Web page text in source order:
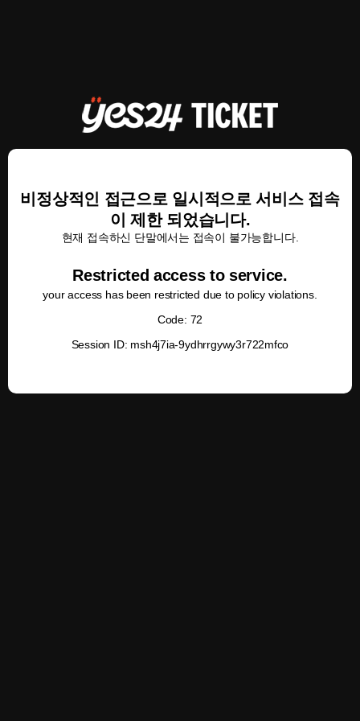
비정상적인 접근으로 일시적으로 서비스 접속
이 제한 되었습니다.
현재 접속하신 단말에서는 접속이 불가능합니다.
Restricted access to service.
your access has been restricted due to policy violations.
Code: 72
Session ID: msh4j7ia-9ydhrrgywy3r722mfco